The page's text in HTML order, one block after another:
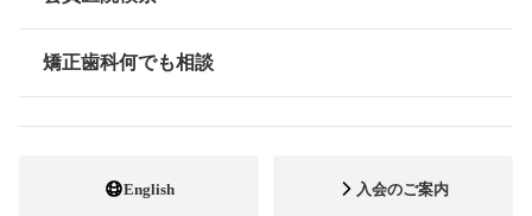
情報公開
矯正歯科何でも相談
English 入会のご案内
電話番号 052-951-3300